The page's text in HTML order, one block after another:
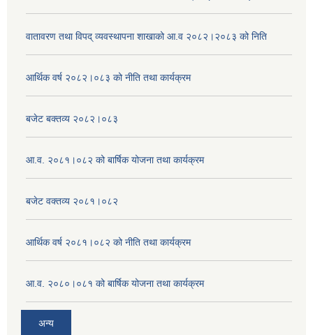
वातावरण तथा विपद् व्यवस्थापना शाखाको आ.व २०८२।२०८३ को निति
आर्थिक वर्ष २०८२।०८३ को नीति तथा कार्यक्रम
बजेट बक्तव्य २०८२।०८३
आ.व. २०८१।०८२ को बार्षिक योजना तथा कार्यक्रम
बजेट वक्तव्य २०८१।०८२
आर्थिक वर्ष २०८१।०८२ को नीति तथा कार्यक्रम
आ.व. २०८०।०८१ को बार्षिक योजना तथा कार्यक्रम
अन्य